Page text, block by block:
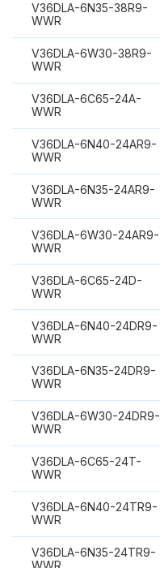
V36DLA-6N35-38R9-
WWR
V36DLA-6W30-38R9-
WWR
V36DLA-6C65-24A-
WWR
V36DLA-6N40-24AR9-
WWR
V36DLA-6N35-24AR9-
WWR
V36DLA-6W30-24AR9-
WWR
V36DLA-6C65-24D-
WWR
V36DLA-6N40-24DR9-
WWR
V36DLA-6N35-24DR9-
WWR
V36DLA-6W30-24DR9-
WWR
V36DLA-6C65-24T-
WWR
V36DLA-6N40-24TR9-
WWR
V36DLA-6N35-24TR9-
WWR